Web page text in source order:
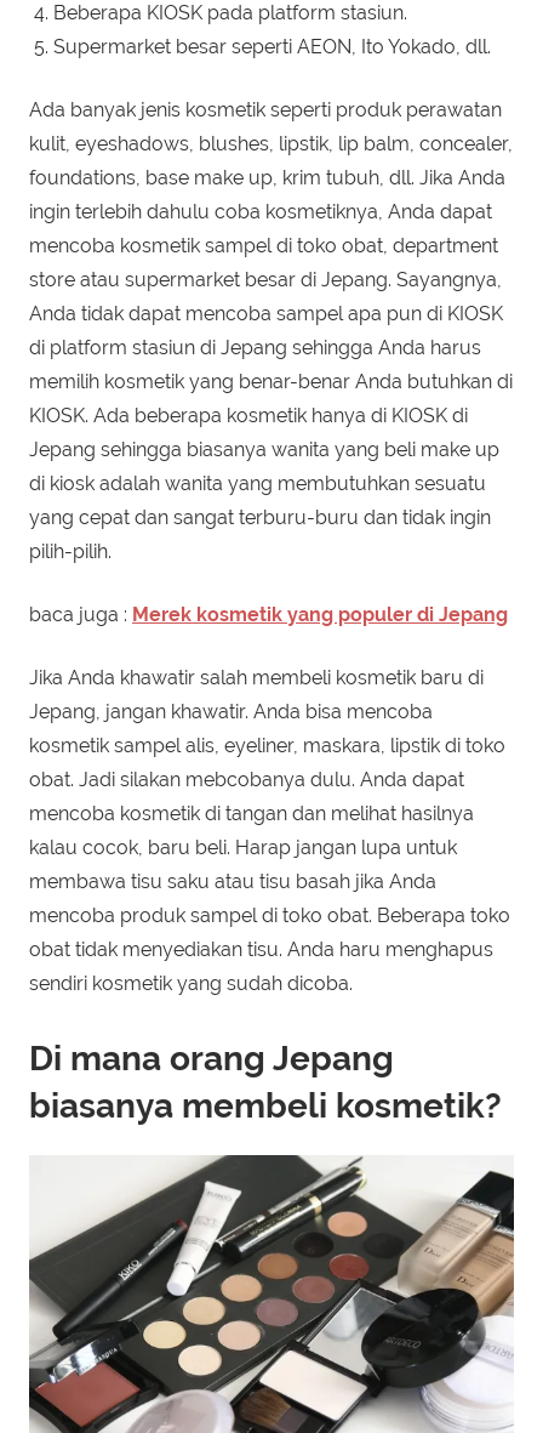
Beberapa KIOSK pada platform stasiun.
Supermarket besar seperti AEON, Ito Yokado, dll.
Ada banyak jenis kosmetik seperti produk perawatan
kulit, eyeshadows, blushes, lipstik, lip balm, concealer,
foundations, base make up, krim tubuh, dll. Jika Anda
ingin terlebih dahulu coba kosmetiknya, Anda dapat
mencoba kosmetik sampel di toko obat, department
store atau supermarket besar di Jepang. Sayangnya,
Anda tidak dapat mencoba sampel apa pun di KIOSK
di platform stasiun di Jepang sehingga Anda harus
memilih kosmetik yang benar-benar Anda butuhkan di
KIOSK. Ada beberapa kosmetik hanya di KIOSK di
Jepang sehingga biasanya wanita yang beli make up
di kiosk adalah wanita yang membutuhkan sesuatu
yang cepat dan sangat terburu-buru dan tidak ingin
pilih-pilih.
baca juga : Merek kosmetik yang populer di Jepang
Jika Anda khawatir salah membeli kosmetik baru di
Jepang, jangan khawatir. Anda bisa mencoba
kosmetik sampel alis, eyeliner, maskara, lipstik di toko
obat. Jadi silakan mebcobanya dulu. Anda dapat
mencoba kosmetik di tangan dan melihat hasilnya
kalau cocok, baru beli. Harap jangan lupa untuk
membawa tisu saku atau tisu basah jika Anda
mencoba produk sampel di toko obat. Beberapa toko
obat tidak menyediakan tisu. Anda haru menghapus
sendiri kosmetik yang sudah dicoba.
Di mana orang Jepang
biasanya membeli kosmetik?